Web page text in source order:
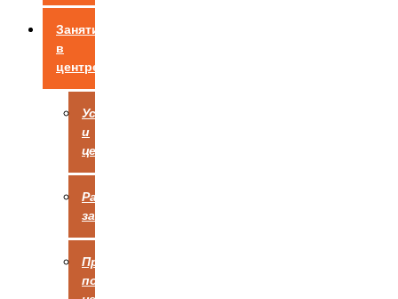
Занятия
в
центре
Услуги
и
цены
Расписание
занятий
Правила
посещения